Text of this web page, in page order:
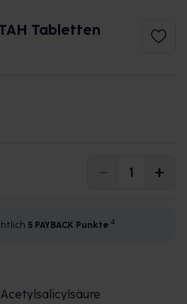
Tabletten
5 PAYBACK Punkte 4